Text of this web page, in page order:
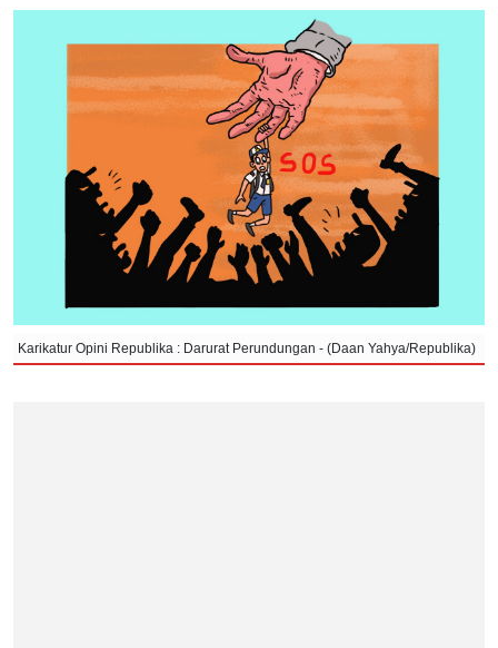
Karikatur Opini Republika : Darurat Perundungan - (Daan Yahya/Republika)